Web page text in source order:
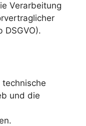
Verarbeitung
DSGVO).
und die